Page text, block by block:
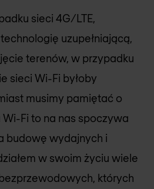
sieci 4G/LTE,
uzupełniającą,
terenów, w przypadku
sieci Wi-Fi byłoby
musimy pamiętać o
Fi to na nas spoczywa
budowę wydajnych i
w swoim życiu wiele
których